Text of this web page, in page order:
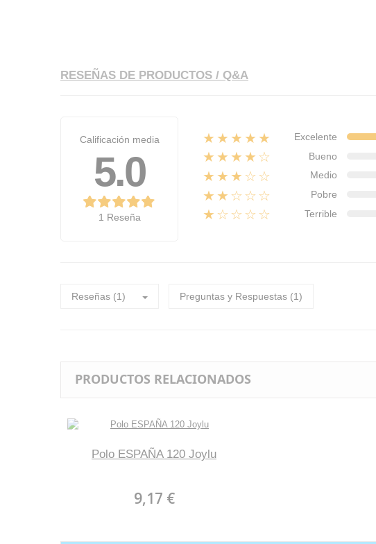
RESEÑAS DE PRODUCTOS / Q&A
Calificación media
5.0
1 Reseña
★★★★★ Excelente
★★★★☆ Bueno
★★★☆☆ Medio
★★☆☆☆ Pobre
★☆☆☆☆ Terrible
Reseñas (1) Preguntas y Respuestas (1)
PRODUCTOS RELACIONADOS
Polo ESPAÑA 120 Joylu
9,17 €